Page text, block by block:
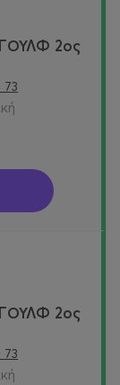
2ος
2ος